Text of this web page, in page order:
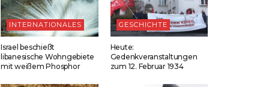
INTERNATIONALES
Israel beschießt
libanesische Wohngebiete
mit weißem Phosphor
GESCHICHTE
Heute:
Gedenkveranstaltungen
zum 12. Februar 1934